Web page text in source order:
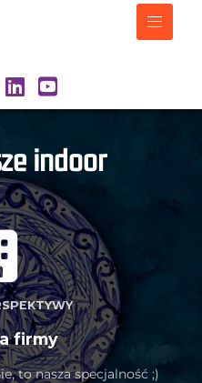
indoor
firmy
to nasza specjalność ;)